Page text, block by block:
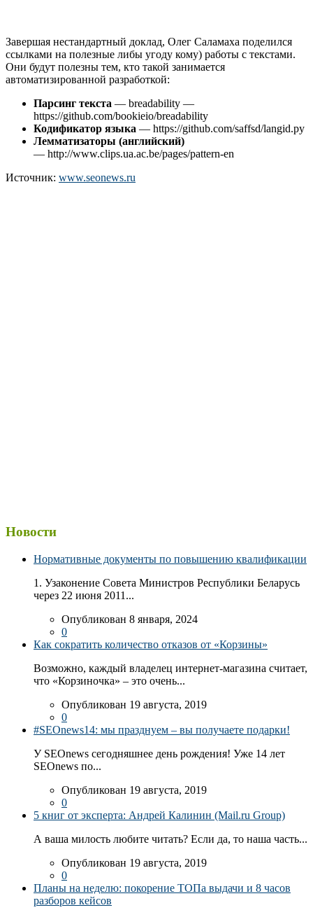
Завершая нестандартный доклад, Олег Саламаха поделился
ссылками на полезные либы угоду кому) работы с текстами.
Они будут полезны тем, кто такой занимается
автоматизированной разработкой:
Парсинг текста — breadability —
https://github.com/bookieio/breadability
Кодификатор языка — https://github.com/saffsd/langid.py
Лемматизаторы (английский)
— http://www.clips.ua.ac.be/pages/pattern-en
Источник: www.seonews.ru
Новости
Нормативные документы по повышению квалификации
1. Узаконение Совета Министров Республики Беларусь
через 22 июня 2011...
Опубликован 8 января, 2024
0
Как сократить количество отказов от «Корзины»
Возможно, каждый владелец интернет-магазина считает,
что «Корзиночка» – это очень...
Опубликован 19 августа, 2019
0
#SEOnews14: мы празднуем – вы получаете подарки!
У SEOnews сегодняшнее день рождения! Уже 14 лет
SEOnews по...
Опубликован 19 августа, 2019
0
5 книг от эксперта: Андрей Калинин (Mail.ru Group)
А ваша милость любите читать? Если да, то наша часть...
Опубликован 19 августа, 2019
0
Планы на неделю: покорение ТОПа выдачи и 8 часов
разборов кейсов